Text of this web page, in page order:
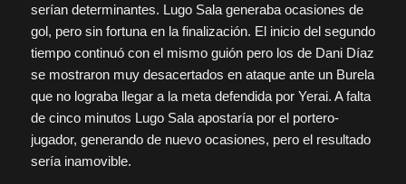
serían determinantes. Lugo Sala generaba ocasiones de
gol, pero sin fortuna en la finalización. El inicio del segundo
tiempo continuó con el mismo guión pero los de Dani Díaz
se mostraron muy desacertados en ataque ante un Burela
que no lograba llegar a la meta defendida por Yerai. A falta
de cinco minutos Lugo Sala apostaría por el portero-
jugador, generando de nuevo ocasiones, pero el resultado
sería inamovible.